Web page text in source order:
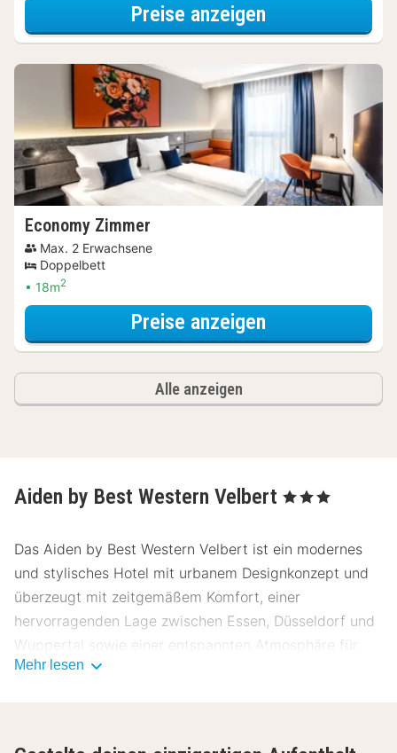
Preise anzeigen
Economy Zimmer
Max. 2 Erwachsene
Doppelbett
18m2
Preise anzeigen
Alle anzeigen
Aiden by Best Western Velbert , 3 Sterne
Das Aiden by Best Western Velbert ist ein modernes
und stylisches Hotel mit urbanem Designkonzept und
überzeugt mit zeitgemäßem Komfort, einer
hervorragenden Lage zwischen Essen, Düsseldorf und
Wuppertal sowie einer entspannten Atmosphäre für
Business- und Städtereisen. Hier erwarten dich
Mehr lesen